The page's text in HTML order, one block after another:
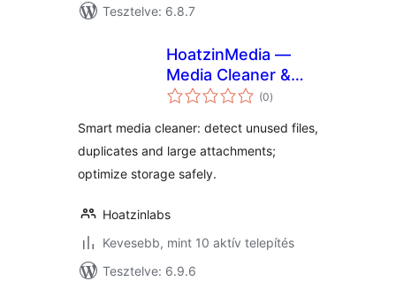
Tesztelve: 6.8.7
HoatzinMedia —
Media Cleaner &
Storage Optimizer
(0értékelés
összesen
)
Smart media cleaner: detect unused files,
duplicates and large attachments;
optimize storage safely.
Hoatzinlabs
Kevesebb, mint 10 aktív telepítés
Tesztelve: 6.9.6